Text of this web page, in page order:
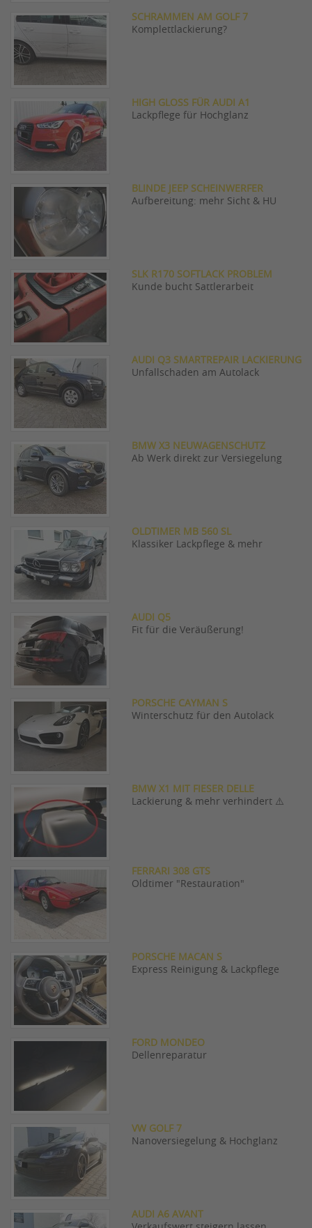
SCHRAMMEN AM GOLF 7
Komplettlackierung?
HIGH GLOSS FÜR AUDI A1
Lackpflege für Hochglanz
BLINDE JEEP SCHEINWERFER
Aufbereitung: mehr Sicht & HU
SLK R170 SOFTLACK PROBLEM
Kunde bucht Sattlerarbeit
AUDI Q3 SMARTREPAIR LACKIERUNG
Unfallschaden am Autolack
BMW X3 NEUWAGENSCHUTZ
Ab Werk direkt zur Versiegelung
OLDTIMER MB 560 SL
Klassiker Lackpflege & mehr
AUDI Q5
Fit für die Veräußerung!
PORSCHE CAYMAN S
Winterschutz für den Autolack
BMW X1 MIT FIESER DELLE
Lackierung & mehr verhindert ⚠️
FERRARI 308 GTS
Oldtimer "Restauration"
PORSCHE MACAN S
Express Reinigung & Lackpflege
FORD MONDEO
Dellenreparatur
VW GOLF 7
Nanoversiegelung & Hochglanz
AUDI A6 AVANT